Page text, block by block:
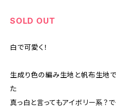
SOLD OUT
白で可愛く！
生成り色の編み生地と帆布生地
た
真っ白と言ってもアイボリー系？